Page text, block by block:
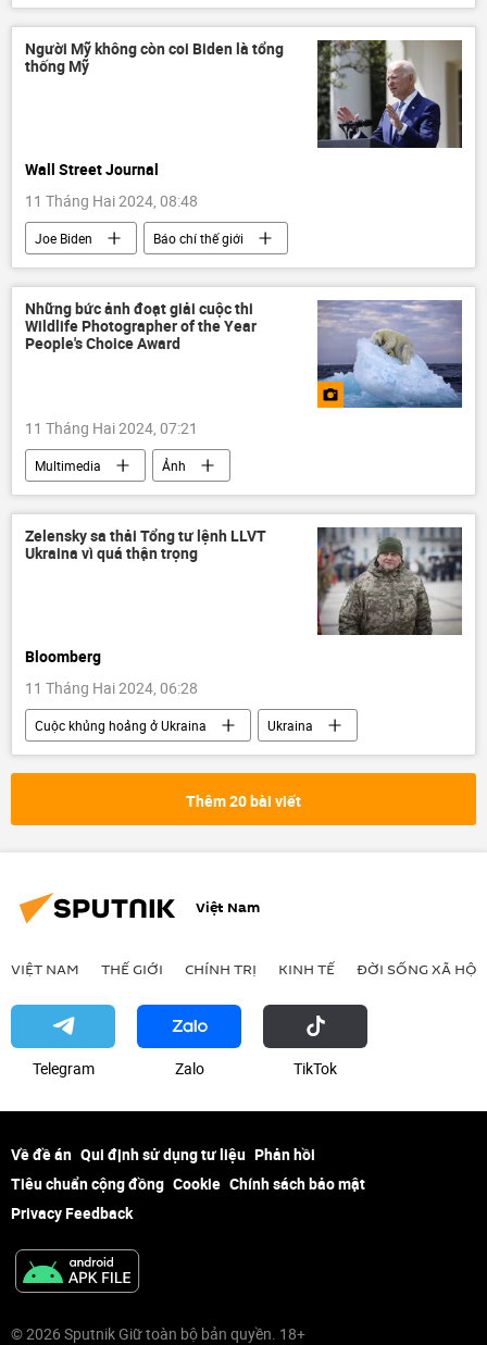
máy bay không người lái
lực lượng vũ trang
Thế giới
UAV
Người Mỹ không còn coi Biden là tổng
thống Mỹ
Wall Street Journal
11 Tháng Hai 2024, 08:48
Joe Biden
Báo chí thế giới
Donald Trump
Hoa Kỳ
Chính trị
Thế giới
Tổng thống Mỹ
Những bức ảnh đoạt giải cuộc thi
Wildlife Photographer of the Year
People's Choice Award
11 Tháng Hai 2024, 07:21
Multimedia Ảnh
Zelensky sa thải Tổng tư lệnh LLVT
Ukraina vì quá thận trọng
Bloomberg
11 Tháng Hai 2024, 06:28
Cuộc khủng hoảng ở Ukraina
Ukraina
Vladimir Zelensky
xung đột quân sự
Báo chí thế giới
Thêm 20 bài viết
Việt Nam
VIỆT NAM THẾ GIỚI CHÍNH TRỊ KINH TẾ ĐỜI SỐNG XÃ HỘI
Telegram Zalo ТikТоk
Về đề án Qui định sử dụng tư liệu Phản hồi
Tiêu chuẩn cộng đồng Cookie Chính sách bảo mật
Privacy Feedback
© 2026 Sputnik Giữ toàn bộ bản quyền. 18+